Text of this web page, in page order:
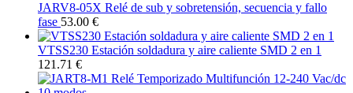
JARV8-05X Relé de sub y sobretensión, secuencia y fallo
fase 53.00 €
VTSS230 Estación soldadura y aire caliente SMD 2 en 1
121.71 €